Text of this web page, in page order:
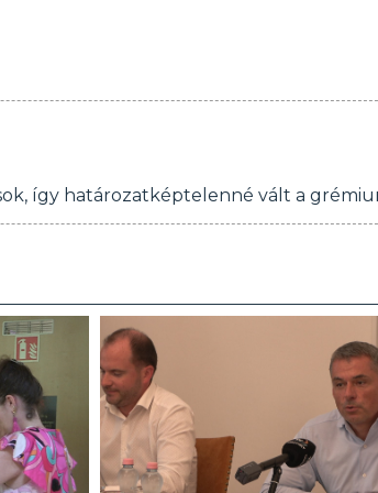
így határozatképtelenné vált a